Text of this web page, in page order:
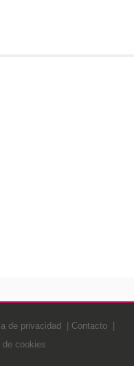
de privacidad
Contacto
de cookies